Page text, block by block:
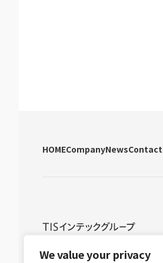
We value your privacy
HOMECompanyNewsContact